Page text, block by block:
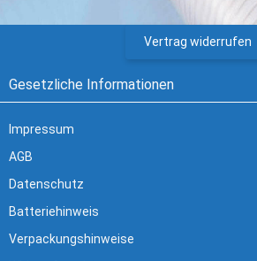
Vertrag widerrufen
Gesetzliche Informationen
Impressum
AGB
Datenschutz
Batteriehinweis
Verpackungshinweise